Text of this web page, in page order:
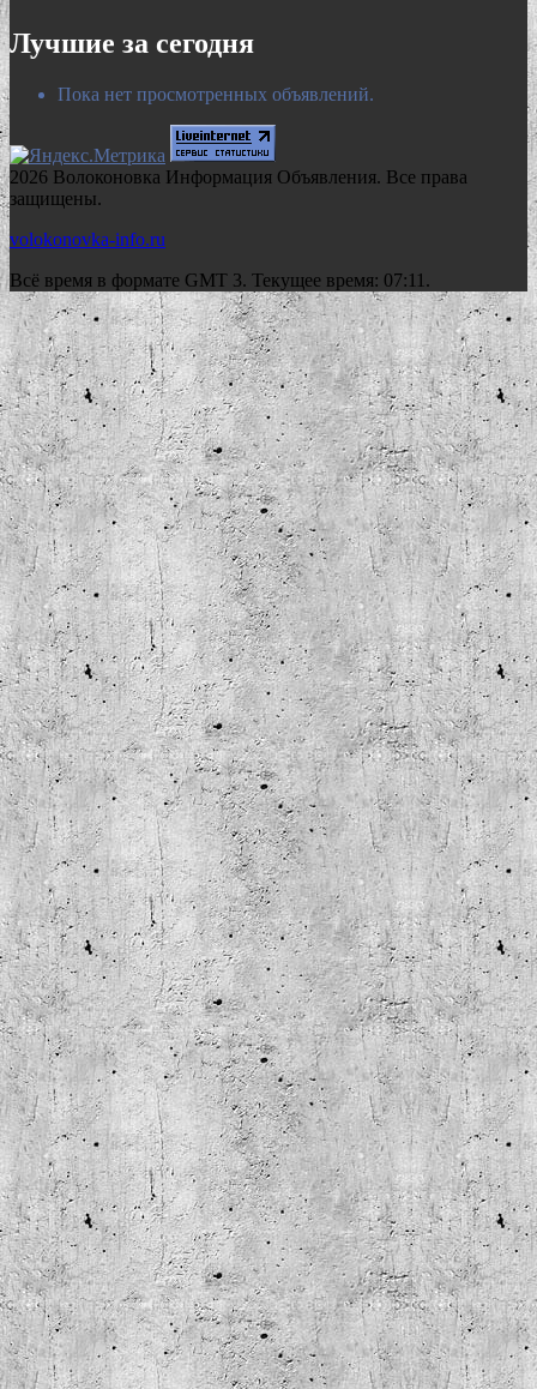
Лучшие за сегодня
Пока нет просмотренных объявлений.
2026 Волоконовка Информация Объявления. Все права
защищены.
volokonovka-info.ru
Всё время в формате GMT 3. Текущее время: 07:11.